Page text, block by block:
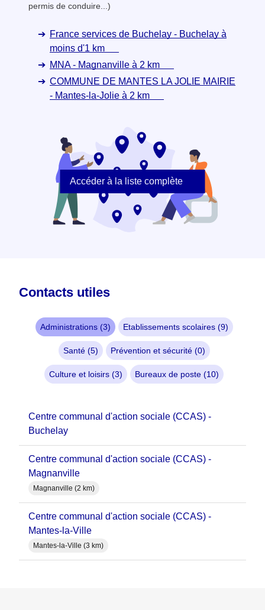
permis de conduire...)
France services de Buchelay - Buchelay à
moins d'1 km
MNA - Magnanville à 2 km
COMMUNE DE MANTES LA JOLIE MAIRIE
- Mantes-la-Jolie à 2 km
Accéder à la liste complète
Contacts utiles
Administrations (3) Etablissements scolaires (9)
Santé (5) Prévention et sécurité (0)
Culture et loisirs (3) Bureaux de poste (10)
Centre communal d'action sociale (CCAS) -
Buchelay
Centre communal d'action sociale (CCAS) -
Magnanville
Magnanville (2 km)
Centre communal d'action sociale (CCAS) -
Mantes-la-Ville
Mantes-la-Ville (3 km)